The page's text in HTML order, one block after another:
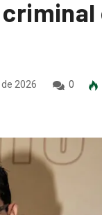
2026 0